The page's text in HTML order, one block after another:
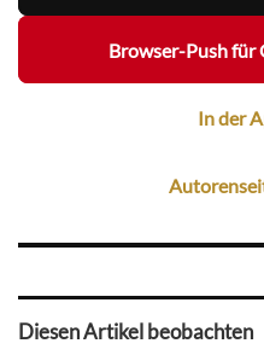
Browser-Push für
In der
Diesen Artikel beobachten